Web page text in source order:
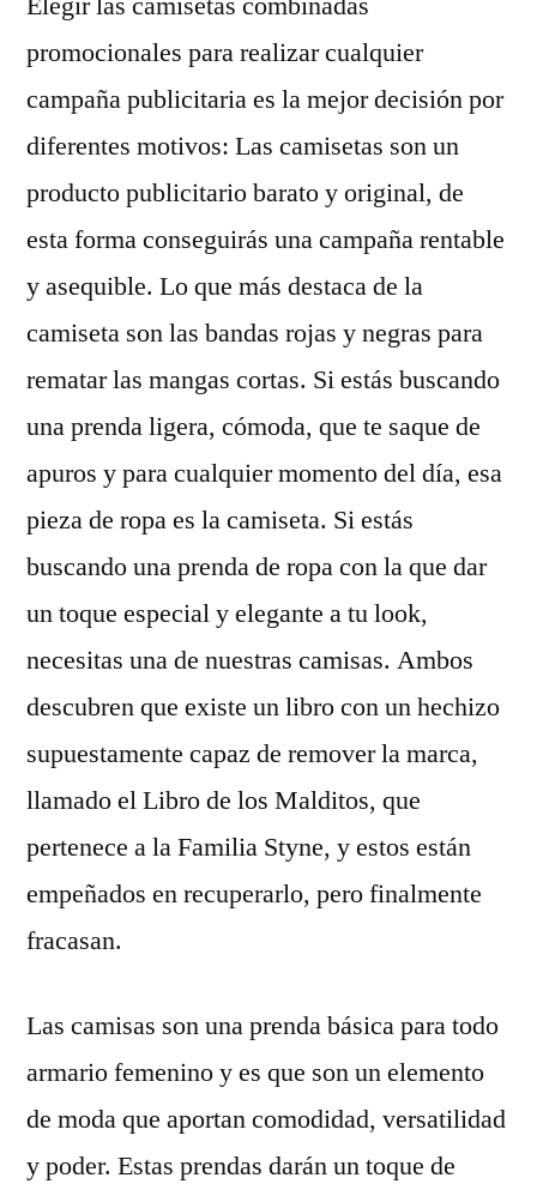
promocionales para realizar cualquier
campaña publicitaria es la mejor decisión por
diferentes motivos: Las camisetas son un
producto publicitario barato y original, de
esta forma conseguirás una campaña rentable
y asequible. Lo que más destaca de la
camiseta son las bandas rojas y negras para
rematar las mangas cortas. Si estás buscando
una prenda ligera, cómoda, que te saque de
apuros y para cualquier momento del día, esa
pieza de ropa es la camiseta. Si estás
buscando una prenda de ropa con la que dar
un toque especial y elegante a tu look,
necesitas una de nuestras camisas. Ambos
descubren que existe un libro con un hechizo
supuestamente capaz de remover la marca,
llamado el Libro de los Malditos, que
pertenece a la Familia Styne, y estos están
empeñados en recuperarlo, pero finalmente
fracasan.
Las camisas son una prenda básica para todo
armario femenino y es que son un elemento
de moda que aportan comodidad, versatilidad
y poder. Estas prendas darán un toque de